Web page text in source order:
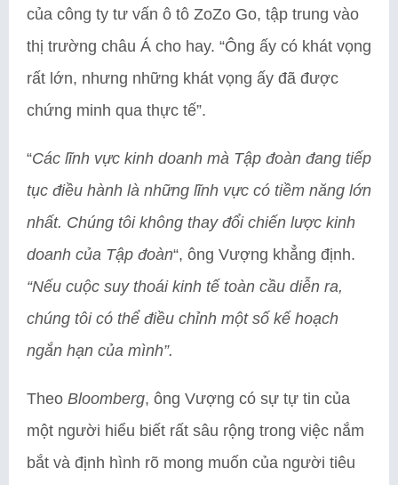
của công ty tư vấn ô tô ZoZo Go, tập trung vào
thị trường châu Á cho hay. “Ông ấy có khát vọng
rất lớn, nhưng những khát vọng ấy đã được
chứng minh qua thực tế”.
“Các lĩnh vực kinh doanh mà Tập đoàn đang tiếp
tục điều hành là những lĩnh vực có tiềm năng lớn
nhất. Chúng tôi không thay đổi chiến lược kinh
doanh của Tập đoàn“, ông Vượng khẳng định.
“Nếu cuộc suy thoái kinh tế toàn cầu diễn ra,
chúng tôi có thể điều chỉnh một số kế hoạch
ngắn hạn của mình”.
Theo Bloomberg, ông Vượng có sự tự tin của
một người hiểu biết rất sâu rộng trong việc nắm
bắt và định hình rõ mong muốn của người tiêu